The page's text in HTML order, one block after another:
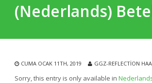
(Nederlands)
CUMA OCAK 11TH, 2019 GGZ-REFLECTION
Sorry, this entry is only available in